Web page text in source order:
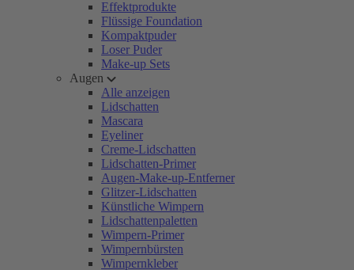
Effektprodukte
Flüssige Foundation
Kompaktpuder
Loser Puder
Make-up Sets
Augen
Alle anzeigen
Lidschatten
Mascara
Eyeliner
Creme-Lidschatten
Lidschatten-Primer
Augen-Make-up-Entferner
Glitzer-Lidschatten
Künstliche Wimpern
Lidschattenpaletten
Wimpern-Primer
Wimpernbürsten
Wimpernkleber